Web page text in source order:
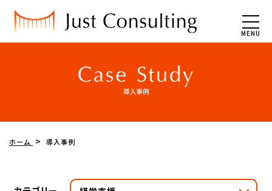
MENU
ホーム 導入事例